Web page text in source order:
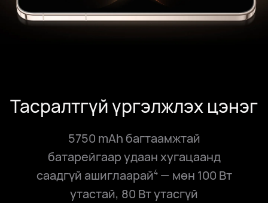
Тасралтгүй үргэлжлэх цэнэг
5750 mAh багтаамжтай
батарейгаар удаан хугацаанд
саадгүй ашиглаарай4— мөн 100 Вт
утастай, 80 Вт утасгүй